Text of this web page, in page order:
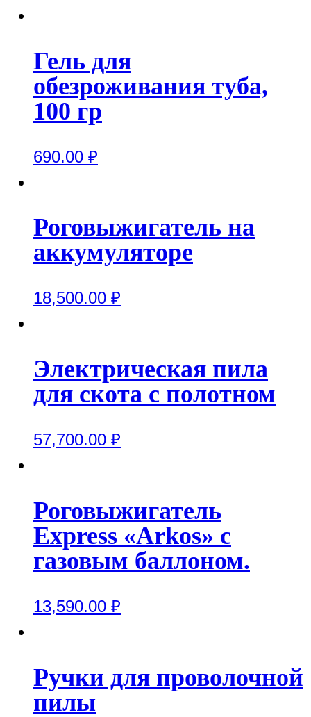
Гель для
обезроживания туба,
100 гр
690.00 ₽
Роговыжигатель на
аккумуляторе
18,500.00 ₽
Электрическая пила
для скота с полотном
57,700.00 ₽
Роговыжигатель
Express «Arkos» с
газовым баллоном.
13,590.00 ₽
Ручки для проволочной
пилы